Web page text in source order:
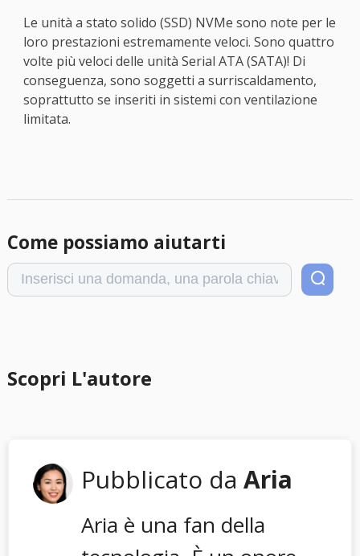
Le unità a stato solido (SSD) NVMe sono note per le
loro prestazioni estremamente veloci. Sono quattro
volte più veloci delle unità Serial ATA (SATA)! Di
conseguenza, sono soggetti a surriscaldamento,
soprattutto se inseriti in sistemi con ventilazione
limitata.
Come possiamo aiutarti
Scopri L'autore
Pubblicato da Aria
Aria è una fan della